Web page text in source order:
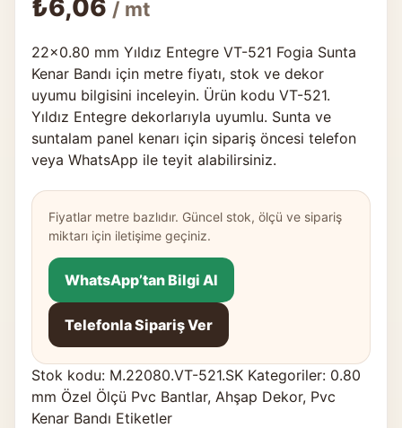
₺6,06 / mt
22×0.80 mm Yıldız Entegre VT-521 Fogia Sunta
Kenar Bandı için metre fiyatı, stok ve dekor
uyumu bilgisini inceleyin. Ürün kodu VT-521.
Yıldız Entegre dekorlarıyla uyumlu. Sunta ve
suntalam panel kenarı için sipariş öncesi telefon
veya WhatsApp ile teyit alabilirsiniz.
Fiyatlar metre bazlıdır. Güncel stok, ölçü ve sipariş
miktarı için iletişime geçiniz.
WhatsApp’tan Bilgi Al
Telefonla Sipariş Ver
Stok kodu: M.22080.VT-521.SK Kategoriler: 0.80
mm Özel Ölçü Pvc Bantlar, Ahşap Dekor, Pvc
Kenar Bandı Etiketler